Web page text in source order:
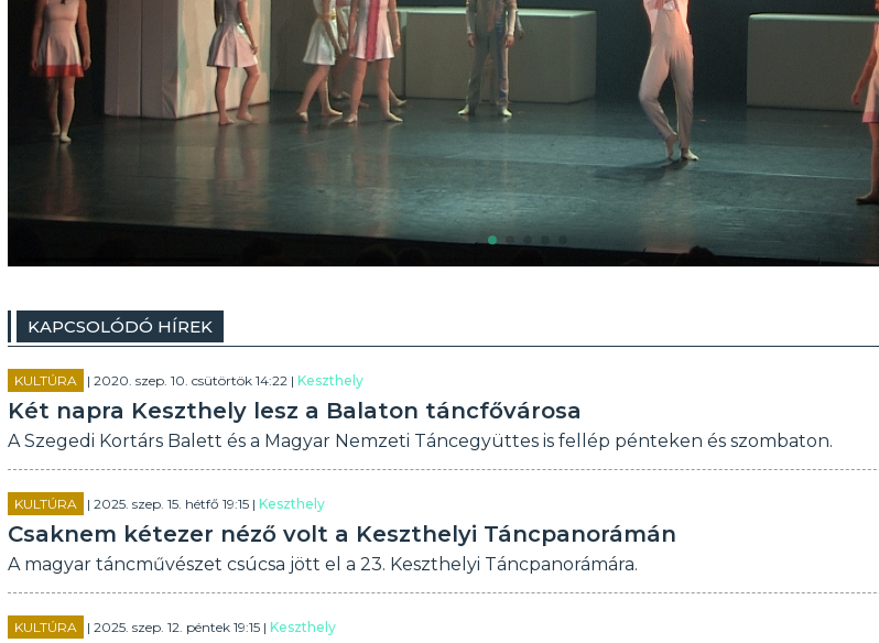
KAPCSOLÓDÓ HÍREK
KULTÚRA | 2020. szep. 10. csütörtök 14:22 | Keszthely
Két napra Keszthely lesz a Balaton táncfővárosa
A Szegedi Kortárs Balett és a Magyar Nemzeti Táncegyüttes is fellép pénteken és szombaton.
KULTÚRA | 2025. szep. 15. hétfő 19:15 | Keszthely
Csaknem kétezer néző volt a Keszthelyi Táncpanorámán
A magyar táncművészet csúcsa jött el a 23. Keszthelyi Táncpanorámára.
KULTÚRA | 2025. szep. 12. péntek 19:15 | Keszthely